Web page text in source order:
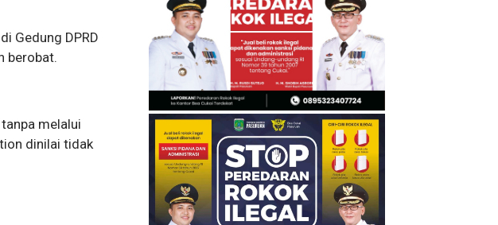
Gedung DPRD
berobat.
melalui
dinilai tidak